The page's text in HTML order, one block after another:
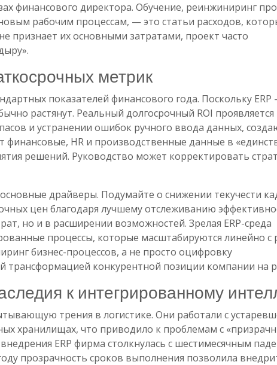
финансового директора. Обучение, реинжиниринг
рабочим процессам, — это статьи расходов,
признает их основными затратами, проект часто
метрик
показателей финансового года. Поскольку
растянут. Реальный долгосрочный ROI проявляется
и устранении ошибок ручного ввода данных,
HR и производственные данные в
решений. Руководство может корректировать
драйверы. Подумайте о снижении текучести
цен благодаря лучшему отслеживанию
но и в расширении возможностей. Зрелая ERP-среда
процессы, которые масштабируются линейно с
бизнес-процессов, а не просто оцифровку
трансформацией конкурентной позиции компании на
к интегрированному
трения в логистике. Они работали с
хранилищах, что приводило к проблемам с
ERP фирма столкнулась с шестимесячным
прозрачность сроков выполнения позволила